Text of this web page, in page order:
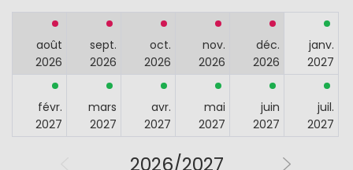
août
2026
sept.
2026
oct.
2026
nov.
2026
déc.
2026
janv.
2027
févr.
2027
mars
2027
avr.
2027
mai
2027
juin
2027
juil.
2027
2026/2027